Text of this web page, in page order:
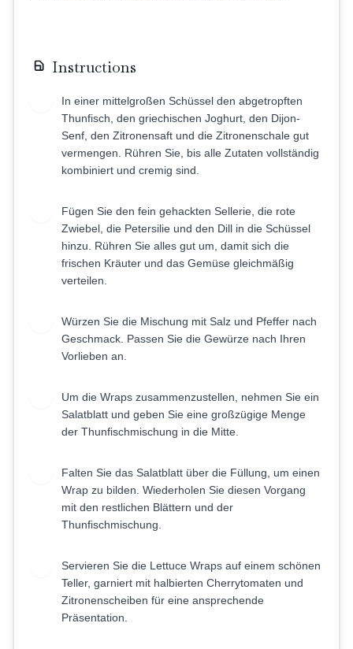
Instructions
In einer mittelgroßen Schüssel den abgetropften
Thunfisch, den griechischen Joghurt, den Dijon-
Senf, den Zitronensaft und die Zitronenschale gut
vermengen. Rühren Sie, bis alle Zutaten vollständig
kombiniert und cremig sind.
Fügen Sie den fein gehackten Sellerie, die rote
Zwiebel, die Petersilie und den Dill in die Schüssel
hinzu. Rühren Sie alles gut um, damit sich die
frischen Kräuter und das Gemüse gleichmäßig
verteilen.
Würzen Sie die Mischung mit Salz und Pfeffer nach
Geschmack. Passen Sie die Gewürze nach Ihren
Vorlieben an.
Um die Wraps zusammenzustellen, nehmen Sie ein
Salatblatt und geben Sie eine großzügige Menge
der Thunfischmischung in die Mitte.
Falten Sie das Salatblatt über die Füllung, um einen
Wrap zu bilden. Wiederholen Sie diesen Vorgang
mit den restlichen Blättern und der
Thunfischmischung.
Servieren Sie die Lettuce Wraps auf einem schönen
Teller, garniert mit halbierten Cherrytomaten und
Zitronenscheiben für eine ansprechende
Präsentation.